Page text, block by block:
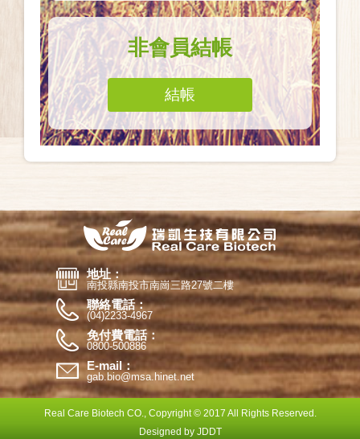
非會員結帳
地址：
南投縣南投市南崗三路27號二樓
聯絡電話：
(04)2233-4967
免付費電話：
0800-500886
E-mail：
gab.bio@msa.hinet.net
Real Care Biotech CO., Copyright © 2017 All Rights Reserved.
Designed by JDDT